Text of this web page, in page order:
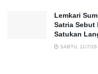
Lemkari
Satria Sebut
Satukan
SABTU, 11/7/